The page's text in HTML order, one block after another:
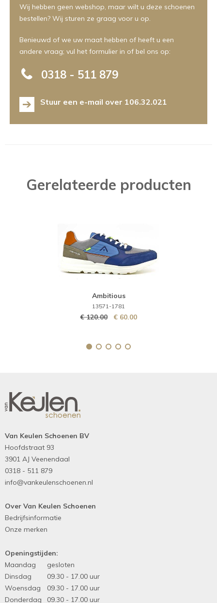
Wij hebben geen webshop, maar wilt u deze schoenen
bestellen? Wij sturen ze graag voor u op.
Benieuwd of we uw maat hebben of heeft u een
andere vraag; vul het formulier in of bel ons op:
0318 - 511 879
Stuur een e-mail over 106.32.021
Gerelateerde producten
Ambitious
13571-1781
€ 120.00 € 60.00
Van Keulen Schoenen BV
Hoofdstraat 93
3901 AJ Veenendaal
0318 - 511 879
info@vankeulenschoenen.nl
Over Van Keulen Schoenen
Bedrijfsinformatie
Onze merken
Openingstijden:
Maandag
gesloten
Dinsdag
09.30 - 17.00 uur
Woensdag
09.30 - 17.00 uur
Donderdag
09.30 - 17.00 uur